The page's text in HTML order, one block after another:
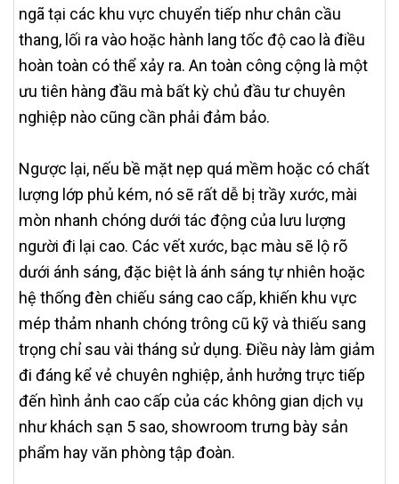
ngã tại các khu vực chuyển tiếp như chân cầu
thang, lối ra vào hoặc hành lang tốc độ cao là điều
hoàn toàn có thể xảy ra. An toàn công cộng là một
ưu tiên hàng đầu mà bất kỳ chủ đầu tư chuyên
nghiệp nào cũng cần phải đảm bảo.
Ngược lại, nếu bề mặt nẹp quá mềm hoặc có chất
lượng lớp phủ kém, nó sẽ rất dễ bị trầy xước, mài
mòn nhanh chóng dưới tác động của lưu lượng
người đi lại cao. Các vết xước, bạc màu sẽ lộ rõ
dưới ánh sáng, đặc biệt là ánh sáng tự nhiên hoặc
hệ thống đèn chiếu sáng cao cấp, khiến khu vực
mép thảm nhanh chóng trông cũ kỹ và thiếu sang
trọng chỉ sau vài tháng sử dụng. Điều này làm giảm
đi đáng kể vẻ chuyên nghiệp, ảnh hưởng trực tiếp
đến hình ảnh cao cấp của các không gian dịch vụ
như khách sạn 5 sao, showroom trưng bày sản
phẩm hay văn phòng tập đoàn.